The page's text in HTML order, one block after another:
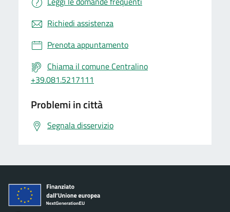
Richiedi assistenza
Prenota appuntamento
Chiama il comune Centralino
+39.081.5217111
Problemi in città
Segnala disservizio